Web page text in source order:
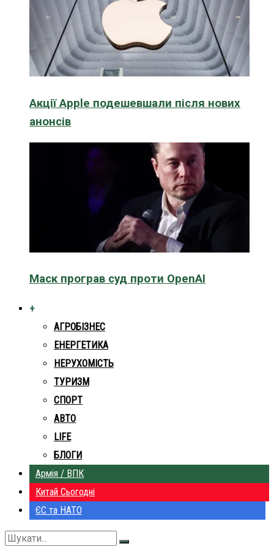
Акції Apple подешевшали після нових
анонсів
Маск програв суд проти OpenAI
+
АГРОБІЗНЕС
ЕНЕРГЕТИКА
НЕРУХОМІСТЬ
ТУРИЗМ
СПОРТ
АВТО
LIFE
БЛОГИ
Армія / ВПК
Китай Сьогодні
ЄС та НАТО